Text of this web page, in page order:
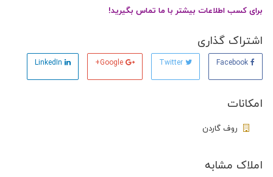
برای کسب اطلاعات بیشتر با ما تماس بگیرید!
اشتراک گذاری
Twitter
Google+
LinkedIn
امکانات
روف گاردن
املاک مشابه